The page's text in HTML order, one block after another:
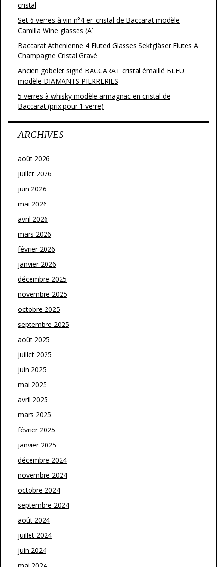
cristal
Set 6 verres à vin n°4 en cristal de Baccarat modèle
Camilla Wine glasses (A)
Baccarat Athenienne 4 Fluted Glasses Sektgläser Flutes A
Champagne Cristal Gravé
Ancien gobelet signé BACCARAT cristal émaillé BLEU
modèle DIAMANTS PIERRERIES
5 verres à whisky modèle armagnac en cristal de
Baccarat (prix pour 1 verre)
ARCHIVES
août 2026
juillet 2026
juin 2026
mai 2026
avril 2026
mars 2026
février 2026
janvier 2026
décembre 2025
novembre 2025
octobre 2025
septembre 2025
août 2025
juillet 2025
juin 2025
mai 2025
avril 2025
mars 2025
février 2025
janvier 2025
décembre 2024
novembre 2024
octobre 2024
septembre 2024
août 2024
juillet 2024
juin 2024